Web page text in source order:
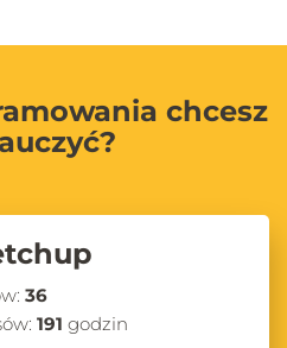
chcesz
36
191 godzin